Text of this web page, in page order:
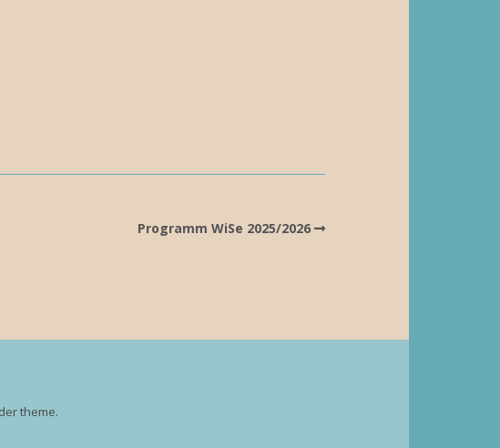
Programm WiSe 2025/2026
theme.